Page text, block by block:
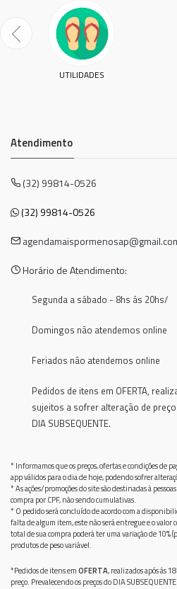
UTILIDADES
Atendimento
(32) 99814-0526
(32) 99814-0526
Horário de Atendimento:
Segunda a sábado - 8hs ás 20hs/
Domingos não atendemos online
Feriados não atendemos online
Pedidos de itens em OFERTA,
sujeitos a sofrer alteração de
DIA SUBSEQUENTE.
* Informamos que os preços, ofertas e condições de
app válidos para o dia de hoje, podendo sofrer
* As ações/promoções do site são destinadas à
compra por CPF, não sendo cumulativas.
* O pedido será concluído de acordo com a
falta de algum item, este não será entregue e o valor
total de sua compra poderá ter uma variação de 10%
produtos de peso variável.
*Pedidos de itens emOFERTA, realizados após ás
preço. Prevalecendo os preços do DIA SUBSEQUENTE.